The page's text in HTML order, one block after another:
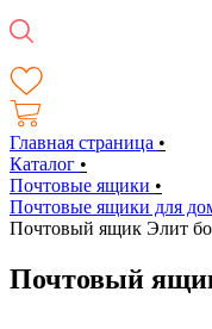
Главная страница •
Каталог •
Почтовые ящики •
Почтовые ящики для
Почтовый ящик Элит
Почтовый